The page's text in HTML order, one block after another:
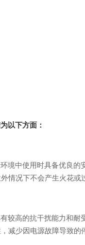
以下方面 ：
境中使用时具备优良
情况下不会产生火花或
较高的抗干扰能力和
减少因电源故障导致的